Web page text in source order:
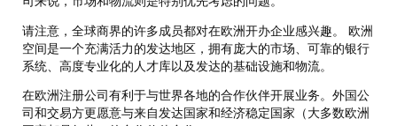
请注意，全球商界的许多成员都对在欧洲开办企业感兴趣。 欧洲
空间是一个充满活力的发达地区，拥有庞大的市场、可靠的银行
系统、高度专业化的人才库以及发达的基础设施和物流。
在欧洲注册公司有利于与世界各地的合作伙伴开展业务。外国公
司和交易方更愿意与来自发达国家和经济稳定国家（大多数欧洲